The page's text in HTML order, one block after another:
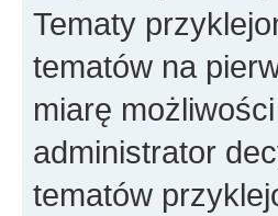
Tematy
tematów na
miarę
administrator
tematów